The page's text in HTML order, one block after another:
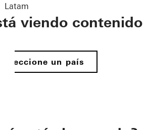
Latam
viendo
Seleccione un país